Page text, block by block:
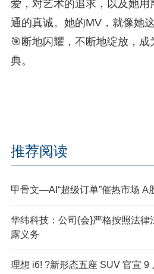
爱，对艺术的追求，以及她用
通的真诚。她的MV，就像她
🎯断地闪耀，不断地绽放，
典。
推荐阅读
甲骨文—AI“超级订单”催热市场 A
华纬科技：公司{会}严格按照法律
露义务
理想 i6! ?新形态五座 SUV 官宣 9